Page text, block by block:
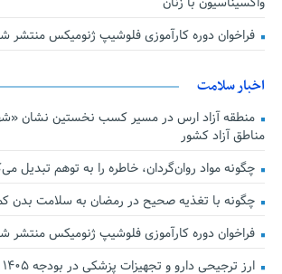
فراخوان دوره کارآموزی فلوشیپ ژنومیکس منتشر
اخبار سلامت
منطقه آزاد ارس در مسیر کسب نخستین نشان
مناطق آزاد کشور
چگونه مواد روان‌گردان، خاطره را به توهم تبدیل
چگونه با تغذیه صحیح در رمضان به سلامت بدن
فراخوان دوره کارآموزی فلوشیپ ژنومیکس منتشر
ارز ترجیحی دارو و تجهیزات پزشکی در بودجه ۱۴۰۵ حفظ شد